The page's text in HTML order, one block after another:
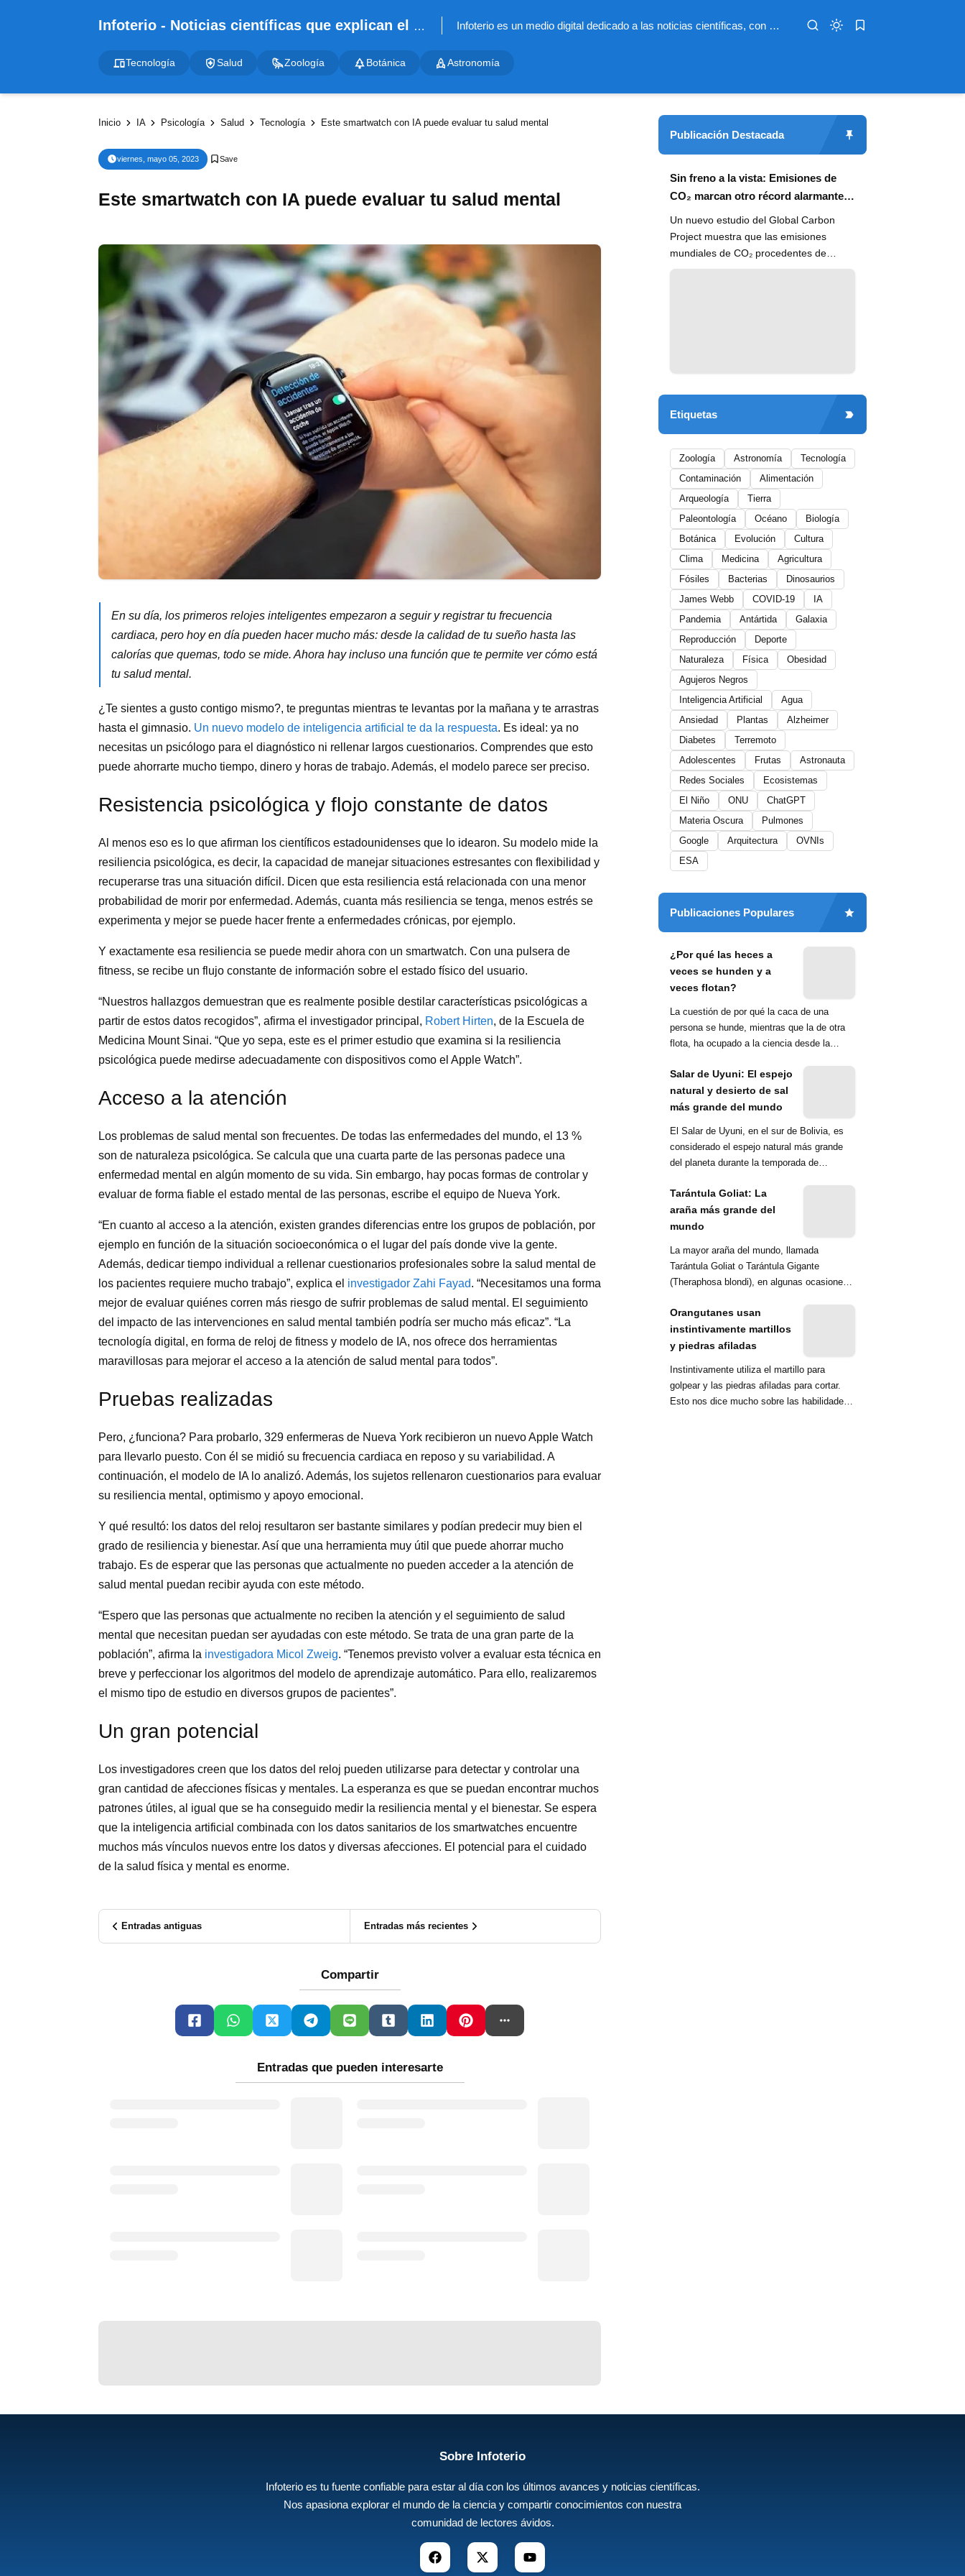
Infoterio - Noticias científicas que explican el mundo Infoterio es un medio digital dedicado a las noticias científicas, con artículos extensos y bien documentados sobre salud, medioambiente, tecnología, espacio, psicología, evolución y más. Nuestro objetivo es hacer accesible el conocimiento científico a lectores de habla hispana en todo el mundo, con información actualizada, fuentes confiables y explicaciones claras que conectan la ciencia con la vida cotidiana.
Tecnología Salud Zoología Botánica Astronomía
Inicio IA Psicología Salud Tecnología Este smartwatch con IA puede evaluar tu salud mental
viernes, mayo 05, 2023
Este smartwatch con IA puede evaluar tu salud mental
En su día, los primeros relojes inteligentes empezaron a seguir y registrar tu frecuencia
cardiaca, pero hoy en día pueden hacer mucho más: desde la calidad de tu sueño hasta las
calorías que quemas, todo se mide. Ahora hay incluso una función que te permite ver cómo está
tu salud mental.
¿Te sientes a gusto contigo mismo?, te preguntas mientras te levantas por la mañana y te arrastras
hasta el gimnasio. Un nuevo modelo de inteligencia artificial te da la respuesta. Es ideal: ya no
necesitas un psicólogo para el diagnóstico ni rellenar largos cuestionarios. Comprendes que esto
puede ahorrarte mucho tiempo, dinero y horas de trabajo. Además, el modelo parece ser preciso.
Resistencia psicológica y flojo constante de datos
Al menos eso es lo que afirman los científicos estadounidenses que lo idearon. Su modelo mide la
resiliencia psicológica, es decir, la capacidad de manejar situaciones estresantes con flexibilidad y
recuperarse tras una situación difícil. Dicen que esta resiliencia está relacionada con una menor
probabilidad de morir por enfermedad. Además, cuanta más resiliencia se tenga, menos estrés se
experimenta y mejor se puede hacer frente a enfermedades crónicas, por ejemplo.
Y exactamente esa resiliencia se puede medir ahora con un smartwatch. Con una pulsera de
fitness, se recibe un flujo constante de información sobre el estado físico del usuario.
“Nuestros hallazgos demuestran que es realmente posible destilar características psicológicas a
partir de estos datos recogidos”, afirma el investigador principal, Robert Hirten, de la Escuela de
Medicina Mount Sinai. “Que yo sepa, este es el primer estudio que examina si la resiliencia
psicológica puede medirse adecuadamente con dispositivos como el Apple Watch”.
Acceso a la atención
Los problemas de salud mental son frecuentes. De todas las enfermedades del mundo, el 13 %
son de naturaleza psicológica. Se calcula que una cuarta parte de las personas padece una
enfermedad mental en algún momento de su vida. Sin embargo, hay pocas formas de controlar y
evaluar de forma fiable el estado mental de las personas, escribe el equipo de Nueva York.
“En cuanto al acceso a la atención, existen grandes diferencias entre los grupos de población, por
ejemplo en función de la situación socioeconómica o el lugar del país donde vive la gente.
Además, dedicar tiempo individual a rellenar cuestionarios profesionales sobre la salud mental de
los pacientes requiere mucho trabajo”, explica el investigador Zahi Fayad. “Necesitamos una forma
mejor de evaluar quiénes corren más riesgo de sufrir problemas de salud mental. El seguimiento
del impacto de las intervenciones en salud mental también podría ser mucho más eficaz”. “La
tecnología digital, en forma de reloj de fitness y modelo de IA, nos ofrece dos herramientas
maravillosas para mejorar el acceso a la atención de salud mental para todos”.
Pruebas realizadas
Pero, ¿funciona? Para probarlo, 329 enfermeras de Nueva York recibieron un nuevo Apple Watch
para llevarlo puesto. Con él se midió su frecuencia cardiaca en reposo y su variabilidad. A
continuación, el modelo de IA lo analizó. Además, los sujetos rellenaron cuestionarios para evaluar
su resiliencia mental, optimismo y apoyo emocional.
Y qué resultó: los datos del reloj resultaron ser bastante similares y podían predecir muy bien el
grado de resiliencia y bienestar. Así que una herramienta muy útil que puede ahorrar mucho
trabajo. Es de esperar que las personas que actualmente no pueden acceder a la atención de
salud mental puedan recibir ayuda con este método.
“Espero que las personas que actualmente no reciben la atención y el seguimiento de salud
mental que necesitan puedan ser ayudadas con este método. Se trata de una gran parte de la
población”, afirma la investigadora Micol Zweig. “Tenemos previsto volver a evaluar esta técnica en
breve y perfeccionar los algoritmos del modelo de aprendizaje automático. Para ello, realizaremos
el mismo tipo de estudio en diversos grupos de pacientes”.
Un gran potencial
Los investigadores creen que los datos del reloj pueden utilizarse para detectar y controlar una
gran cantidad de afecciones físicas y mentales. La esperanza es que se puedan encontrar muchos
patrones útiles, al igual que se ha conseguido medir la resiliencia mental y el bienestar. Se espera
que la inteligencia artificial combinada con los datos sanitarios de los smartwatches encuentre
muchos más vínculos nuevos entre los datos y diversas afecciones. El potencial para el cuidado
de la salud física y mental es enorme.
Entradas antiguas Entradas más recientes
Compartir
Entradas que pueden interesarte
Publicación Destacada
Sin freno a la vista: Emisiones de
CO₂ marcan otro récord alarmante
en 2024
Un nuevo estudio del Global Carbon
Project muestra que las emisiones
mundiales de CO₂ procedentes de
combustibles fósiles han alcanzado un
Etiquetas
Zoología Astronomía
Tecnología
Contaminación
Alimentación
Arqueología
Tierra
Paleontología
Océano
Biología
Botánica
Evolución
Cultura
Clima
Medicina
Agricultura
Fósiles
Bacterias
Dinosaurios
James Webb
COVID-19
IA
Pandemia
Antártida
Galaxia
Reproducción
Deporte
Naturaleza
Física
Obesidad
Agujeros Negros
Inteligencia Artificial
Agua
Ansiedad
Plantas
Alzheimer
Diabetes
Terremoto
Adolescentes
Frutas
Astronauta
Redes Sociales
Ecosistemas
El Niño
ONU
ChatGPT
Materia Oscura
Pulmones
Google
Arquitectura
OVNIs
ESA
Publicaciones Populares
¿Por qué las heces a
veces se hunden y a
veces flotan?
La cuestión de por qué la caca de una
persona se hunde, mientras que la de otra
flota, ha ocupado a la ciencia desde la
Salar de Uyuni: El espejo
natural y desierto de sal
más grande del mundo
El Salar de Uyuni, en el sur de Bolivia, es
considerado el espejo natural más grande
del planeta durante la temporada de
Tarántula Goliat: La
araña más grande del
mundo
La mayor araña del mundo, llamada
Tarántula Goliat o Tarántula Gigante
(Theraphosa blondi), en algunas ocasiones
Orangutanes usan
instintivamente martillos
y piedras afiladas
Instintivamente utiliza el martillo para
golpear y las piedras afiladas para cortar.
Esto nos dice mucho sobre las habilidades
Sobre Infoterio
Infoterio es tu fuente confiable para estar al día con los últimos avances y noticias científicas.
Nos apasiona explorar el mundo de la ciencia y compartir conocimientos con nuestra
comunidad de lectores ávidos.